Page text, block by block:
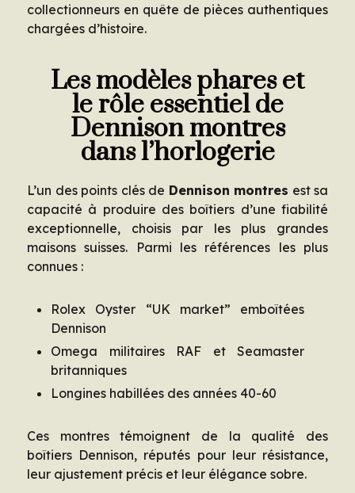
collectionneurs en quête de pièces authentiques
chargées d’histoire.
Les modèles phares et
le rôle essentiel de
Dennison montres
dans l’horlogerie
L’un des points clés de Dennison montres est sa
capacité à produire des boîtiers d’une fiabilité
exceptionnelle, choisis par les plus grandes
maisons suisses. Parmi les références les plus
connues :
Rolex Oyster “UK market” emboîtées
Dennison
Omega militaires RAF et Seamaster
britanniques
Longines habillées des années 40-60
Ces montres témoignent de la qualité des
boîtiers Dennison, réputés pour leur résistance,
leur ajustement précis et leur élégance sobre.